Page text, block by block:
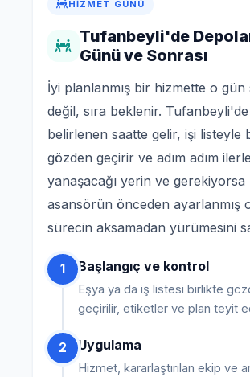
HIZMET GÜNÜ
Tufanbeyli'de
Günü ve Sonrası
İyi planlanmış bir hizmette o
değil, sıra beklenir.
belirlenen saatte gelir, işi listeyle
gözden geçirir ve adım adım
yanaşacağı yerin ve gerekiyorsa
asansörün önceden ayarlanmış
sürecin aksamadan yürümesini
1 Başlangıç ve kontrol
Eşya ya da iş listesi birlikte
geçirilir, etiketler ve plan teyit
2 Uygulama
Hizmet, kararlaştırılan ekip ve